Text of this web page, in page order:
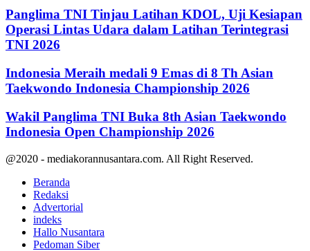
Panglima TNI Tinjau Latihan KDOL, Uji Kesiapan
Operasi Lintas Udara dalam Latihan Terintegrasi
TNI 2026
Indonesia Meraih medali 9 Emas di 8 Th Asian
Taekwondo Indonesia Championship 2026
Wakil Panglima TNI Buka 8th Asian Taekwondo
Indonesia Open Championship 2026
@2020 - mediakorannusantara.com. All Right Reserved.
Beranda
Redaksi
Advertorial
indeks
Hallo Nusantara
Pedoman Siber